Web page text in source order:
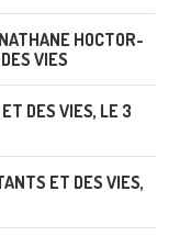
HOCTOR-
VIES
DES VIES, LE 3
ET DES VIES,